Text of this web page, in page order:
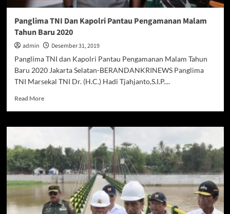
Panglima TNI Dan Kapolri Pantau Pengamanan Malam
Tahun Baru 2020
admin
Desember 31, 2019
Panglima TNI dan Kapolri Pantau Pengamanan Malam Tahun
Baru 2020 Jakarta Selatan-BERANDANKRINEWS Panglima
TNI Marsekal TNI Dr. (H.C.) Hadi Tjahjanto,S.I.P....
Read MoreRead
Panglima
Dan
Kapolri
Pantau
Pengamanan
Malam
Tahun
Baru